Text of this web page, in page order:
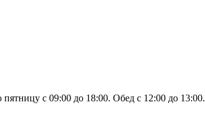
с 09:00 до 18:00. Обед с 12:00 до 13:00.